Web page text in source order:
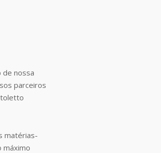
de nossa
parceiros
matérias-
máximo